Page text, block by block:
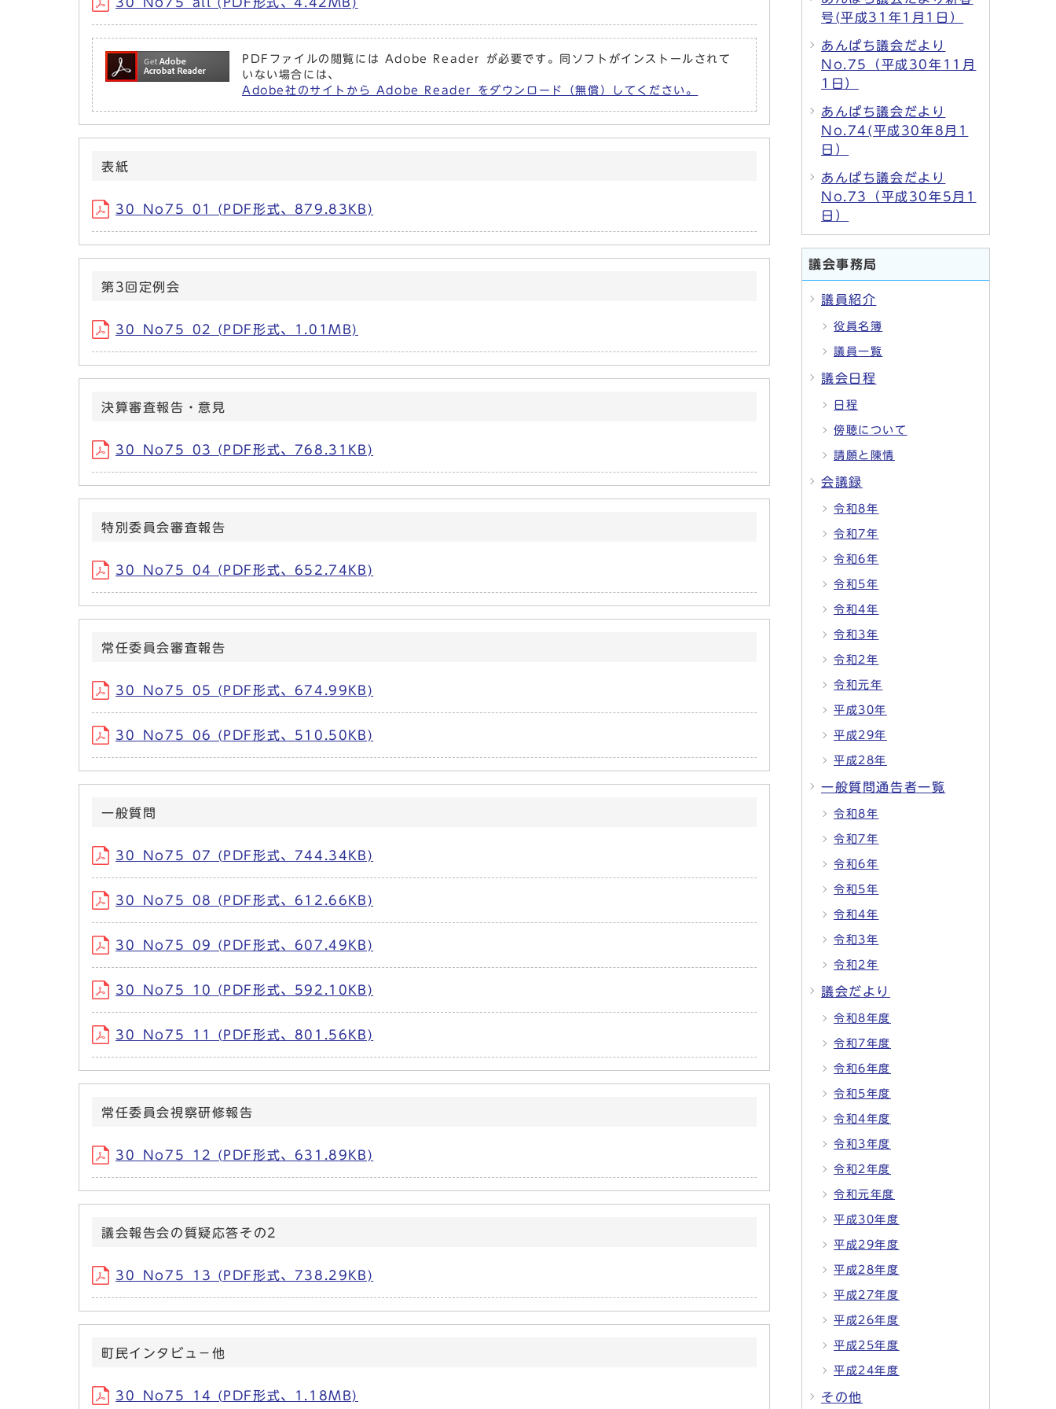
PDFファイルの閲覧には Adobe Reader が必要です。同ソフトがインストールされて
いない場合には、
Adobe社のサイトから Adobe Reader をダウンロード（無償）してください。
表紙
30_No75_01 (PDF形式、879.83KB)
第3回定例会
30_No75_02 (PDF形式、1.01MB)
決算審査報告・意見
30_No75_03 (PDF形式、768.31KB)
特別委員会審査報告
30_No75_04 (PDF形式、652.74KB)
常任委員会審査報告
30_No75_05 (PDF形式、674.99KB)
30_No75_06 (PDF形式、510.50KB)
一般質問
30_No75_07 (PDF形式、744.34KB)
30_No75_08 (PDF形式、612.66KB)
30_No75_09 (PDF形式、607.49KB)
30_No75_10 (PDF形式、592.10KB)
30_No75_11 (PDF形式、801.56KB)
常任委員会視察研修報告
30_No75_12 (PDF形式、631.89KB)
議会報告会の質疑応答その2
30_No75_13 (PDF形式、738.29KB)
町民インタビュ－他
30_No75_14 (PDF形式、1.18MB)
号(平成31年1月1日）
あんぱち議会だより
No.75（平成30年11月
1日）
あんぱち議会だより
No.74(平成30年8月1
日）
あんぱち議会だより
No.73（平成30年5月1
日）
議会事務局
議員紹介
役員名簿
議員一覧
議会日程
日程
傍聴について
請願と陳情
会議録
令和8年
令和7年
令和6年
令和5年
令和4年
令和3年
令和2年
令和元年
平成30年
平成29年
平成28年
一般質問通告者一覧
令和8年
令和7年
令和6年
令和5年
令和4年
令和3年
令和2年
議会だより
令和8年度
令和7年度
令和6年度
令和5年度
令和4年度
令和3年度
令和2年度
令和元年度
平成30年度
平成29年度
平成28年度
平成27年度
平成26年度
平成25年度
平成24年度
その他